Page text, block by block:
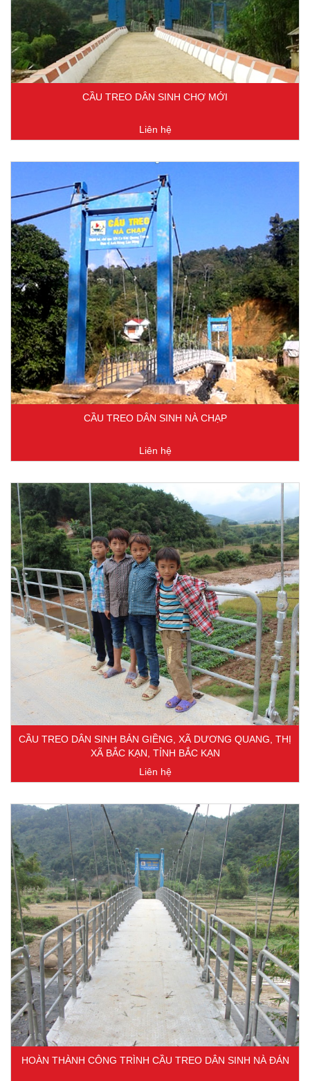
CẦU TREO DÂN SINH CHỢ MỚI
Liên hệ
CẦU TREO DÂN SINH NÀ CHẠP
Liên hệ
CẦU TREO DÂN SINH BẢN GIỀNG, XÃ DƯƠNG QUANG, THỊ
XÃ BẮC KẠN, TỈNH BẮC KẠN
Liên hệ
HOÀN THÀNH CÔNG TRÌNH CẦU TREO DÂN SINH NÀ ĐÁN